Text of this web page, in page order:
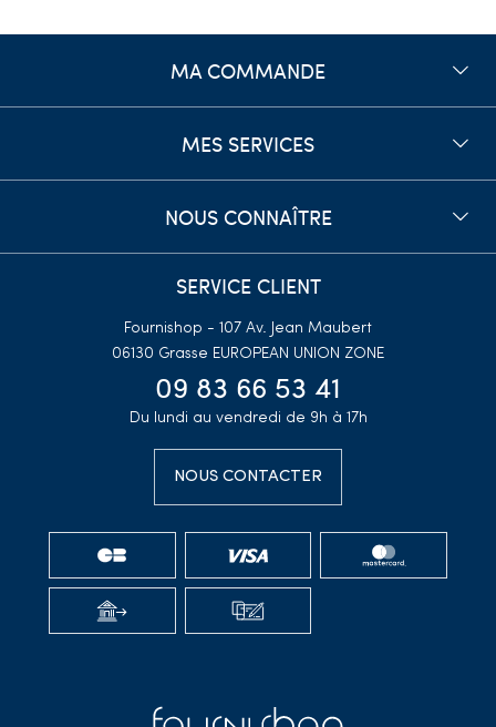
MA COMMANDE
MES SERVICES
NOUS CONNAÎTRE
SERVICE CLIENT
Fournishop - 107 Av. Jean Maubert
06130 Grasse EUROPEAN UNION ZONE
09 83 66 53 41
Du lundi au vendredi de 9h à 17h
NOUS CONTACTER